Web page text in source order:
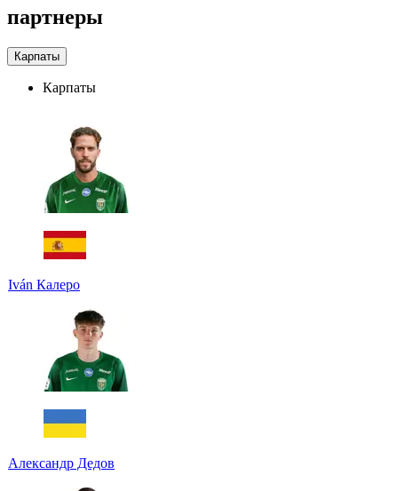
партнеры
Карпаты
Карпаты
Iván Калеро
Александр Дедов